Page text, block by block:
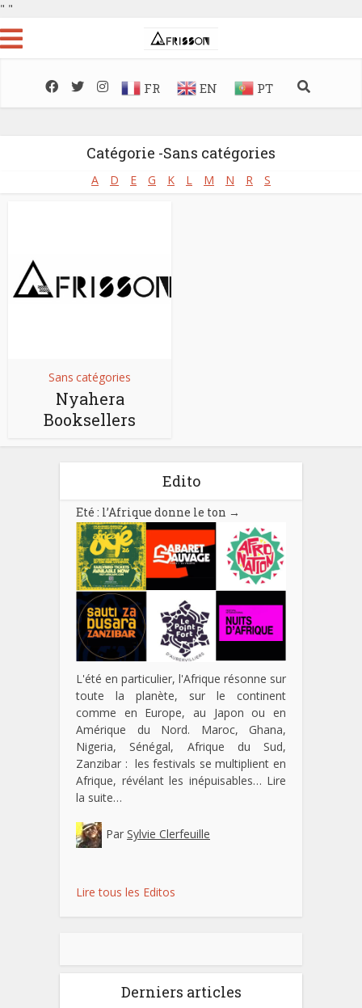
" "
FR EN PT
Catégorie -Sans catégories
A D E G K L M N R S
Sans catégories
Nyahera
Booksellers
Edito
Eté : l’Afrique donne le ton →
L'été en particulier, l'Afrique résonne sur
toute la planète, sur le continent
comme en Europe, au Japon ou en
Amérique du Nord. Maroc, Ghana,
Nigeria, Sénégal, Afrique du Sud,
Zanzibar : les festivals se multiplient en
Afrique, révélant les inépuisables… Lire
la suite…
Par Sylvie Clerfeuille
Lire tous les Editos
Derniers articles